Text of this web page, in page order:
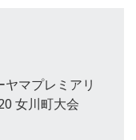
ヤマプレミアリ
女川町大会